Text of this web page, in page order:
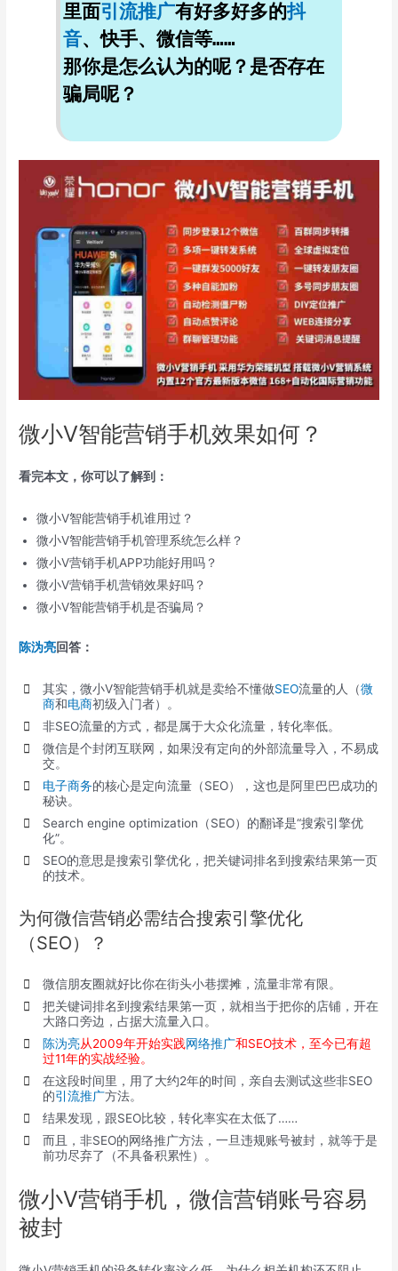
里面引流推广有好多好多的抖
音、快手、微信等……
那你是怎么认为的呢？是否存在
骗局呢？
微小V智能营销手机效果如何？
看完本文，你可以了解到：
微小V智能营销手机谁用过？
微小V智能营销手机管理系统怎么样？
微小V营销手机APP功能好用吗？
微小V营销手机营销效果好吗？
微小V智能营销手机是否骗局？
陈沩亮回答：
其实，微小V智能营销手机就是卖给不懂做SEO流量的人（微
商和电商初级入门者）。
非SEO流量的方式，都是属于大众化流量，转化率低。
微信是个封闭互联网，如果没有定向的外部流量导入，不易成
交。
电子商务的核心是定向流量（SEO），这也是阿里巴巴成功的
秘诀。
Search engine optimization（SEO）的翻译是“搜索引擎优
化”。
SEO的意思是搜索引擎优化，把关键词排名到搜索结果第一页
的技术。
为何微信营销必需结合搜索引擎优化
（SEO）？
微信朋友圈就好比你在街头小巷摆摊，流量非常有限。
把关键词排名到搜索结果第一页，就相当于把你的店铺，开在
大路口旁边，占据大流量入口。
陈沩亮从2009年开始实践网络推广和SEO技术，至今已有超
过11年的实战经验。
在这段时间里，用了大约2年的时间，亲自去测试这些非SEO
的引流推广方法。
结果发现，跟SEO比较，转化率实在太低了……
而且，非SEO的网络推广方法，一旦违规账号被封，就等于是
前功尽弃了（不具备积累性）。
微小V营销手机，微信营销账号容易
被封